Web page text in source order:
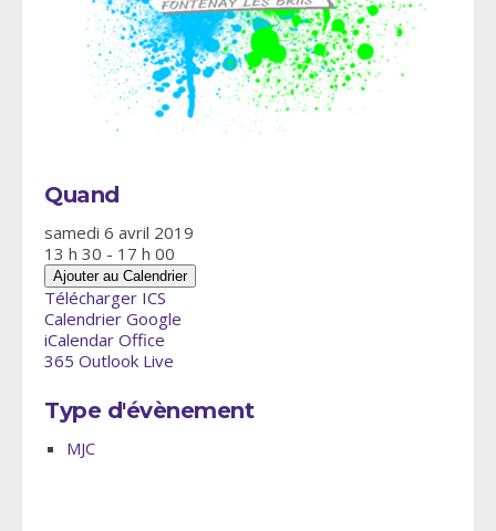
Quand
samedi 6 avril 2019
13 h 30 - 17 h 00
Ajouter au Calendrier
Télécharger ICS
Calendrier Google
iCalendar Office
365 Outlook Live
Type d'évènement
MJC